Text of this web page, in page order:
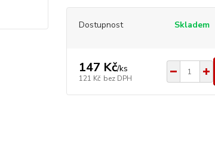
Dostupnost Skladem
147 Kč/ks
121 Kč bez DPH